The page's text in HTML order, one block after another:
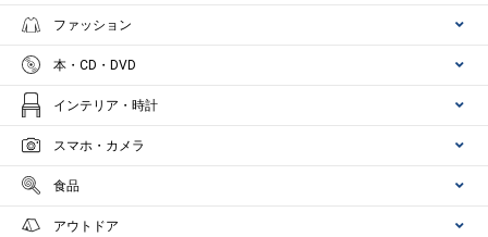
ファッション
本・CD・DVD
インテリア・時計
スマホ・カメラ
食品
アウトドア